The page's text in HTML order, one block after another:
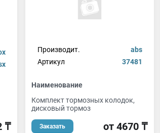
₸
Производит.
abs
Артикул
37481
Наименование
Комплект тормозных колодок,
дисковый тормоз
Заказать от 4670 ₸